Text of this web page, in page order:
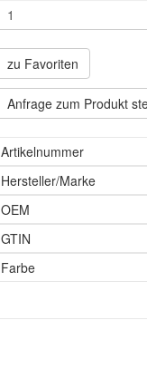
zu Favoriten
Anfrage zum Produkt
Artikelnummer
Hersteller/Marke
OEM
GTIN
Farbe